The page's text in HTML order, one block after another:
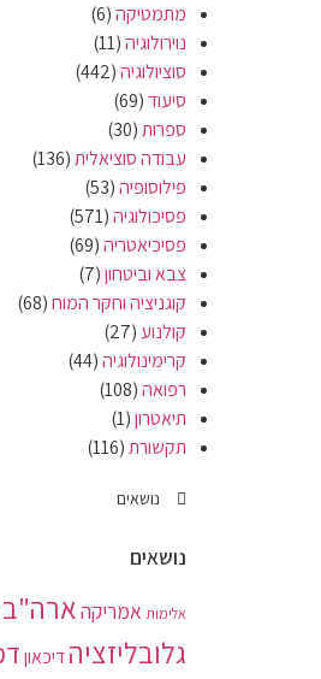
מתמטיקה(6)
נוירולוגיה(11)
סוציולוגיה(442)
סיעוד(69)
ספרות(30)
עבודה סוציאלית(136)
פילוסופיה(53)
פסיכולוגיה(571)
פסיכיאטריה(69)
צבא וביטחון(7)
קוגניציה וחקר המוח(68)
קולנוע (27)
קרימינולוגיה(44)
רפואה(108)
תיאטרון(1)
תקשורת(116)
נושאים
נושאים
אלימות אמריקהארה"ב
גלובליזציהדיכאון